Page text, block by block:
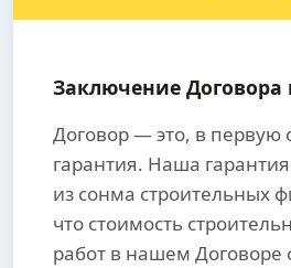
Заключение Договора
Договор — это, в первую
гарантия. Наша
из сонма строительных
что стоимость
работ в нашем Договоре